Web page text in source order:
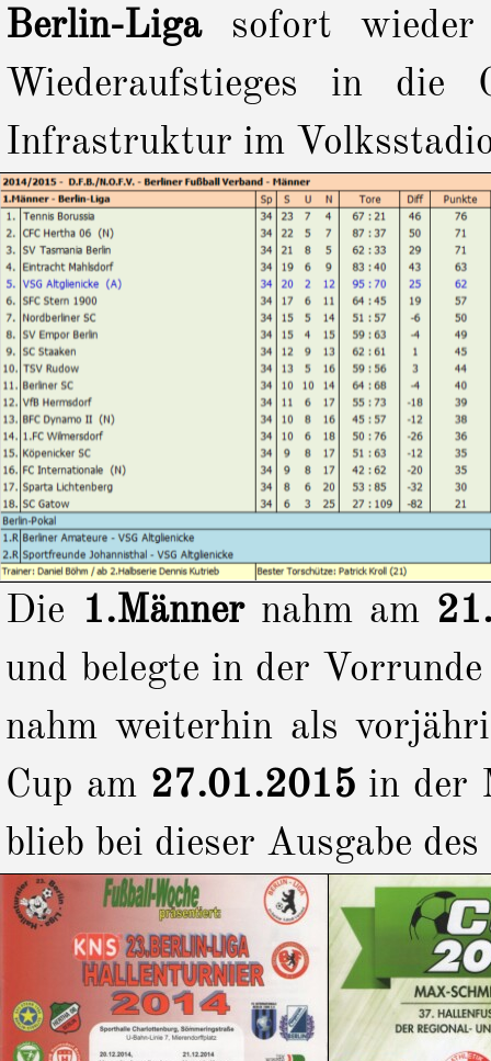
Berlin-Ligasofort
Wiederaufstieges in die
Infrastruktur im
Die 1.Männer nahm am
und belegte in der
nahm weiterhin als
Cup am 27.01.2015 in der
blieb bei dieser Ausgabe